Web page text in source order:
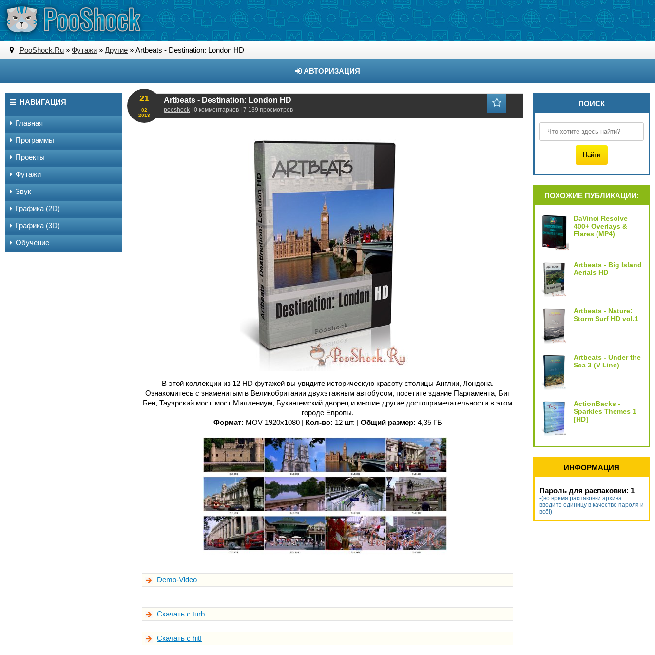
PooShock.Ru » Футажи » Другие » Artbeats - Destination: London HD
АВТОРИЗАЦИЯ
Artbeats - Destination: London HD
pooshock | 0 комментариев | 7 139 просмотров
21
02
2013
В этой коллекции из 12 HD футажей вы увидите историческую красоту столицы Англии, Лондона.
Ознакомитесь с знаменитым в Великобритании двухэтажным автобусом, посетите здание Парламента, Биг
Бен, Тауэрский мост, мост Миллениум, Букингемский дворец и многие другие достопримечательности в этом
городе Европы.
Формат: MOV 1920x1080 | Кол-во: 12 шт. | Общий размер: 4,35 ГБ
Demo-Video
Скачать с turb
Скачать с hitf
НАВИГАЦИЯ
Главная
Программы
Проекты
Футажи
Звук
Графика (2D)
Графика (3D)
Обучение
ПОИСК
ПОХОЖИЕ ПУБЛИКАЦИИ:
DaVinci Resolve
400+ Overlays &
Flares (MP4)
Artbeats - Big Island
Aerials HD
Artbeats - Nature:
Storm Surf HD vol.1
Artbeats - Under the
Sea 3 (V-Line)
ActionBacks -
Sparkles Themes 1
[HD]
ИНФОРМАЦИЯ
Пароль для распаковки: 1
-(во время распаковки архива
вводите единицу в качестве пароля и
всё!)